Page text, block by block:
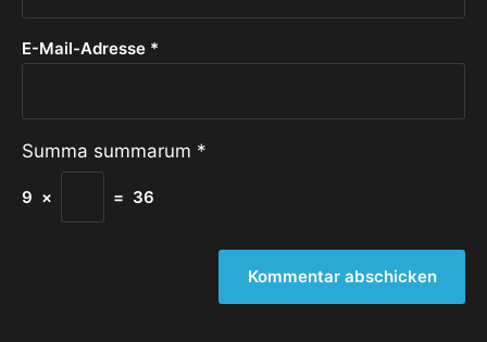
E-Mail-Adresse *
Summa summarum *
9 × = 36